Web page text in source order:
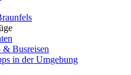
& Busreisen
in der Umgebung